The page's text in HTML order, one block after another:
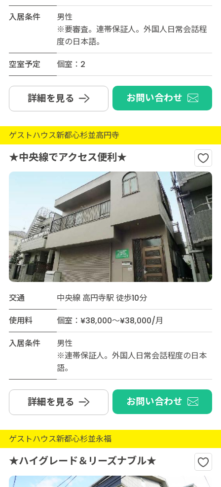
入居条件
男性
※要審査。連帯保証人。外国人日常会話程
度の日本語。
空室予定
個室：2
詳細を見る お問い合わせ
ゲストハウス新都心杉並高円寺
★中央線でアクセス便利★
交通
中央線 高円寺駅 徒歩10分
使用料
個室：¥38,000～¥38,000/月
入居条件
男性
※連帯保証人。外国人日常会話程度の日本
語。
詳細を見る お問い合わせ
ゲストハウス新都心杉並永福
★ハイグレード＆リーズナブル★